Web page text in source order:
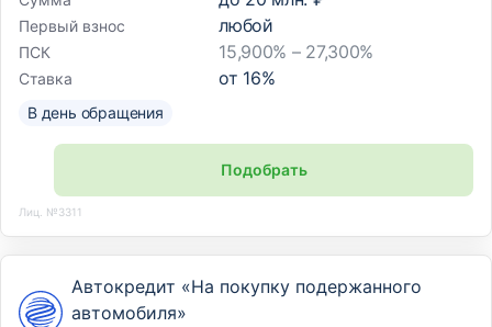
Первый взнос любой
ПСК 15,900% – 27,300%
Ставка от 16%
В день обращения
Подобрать
Лиц. №3311
Автокредит «На покупку подержанного
автомобиля»